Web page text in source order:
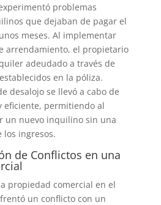
problemas
que dejaban de pagar el
meses. Al implementar
arrendamiento, el propietario
adeudado a través de
en la póliza.
desalojo se llevó a cabo de
eficiente, permitiendo al
un nuevo inquilino sin una
ingresos.
de Conflictos en una
propiedad comercial en el
un conflicto con un